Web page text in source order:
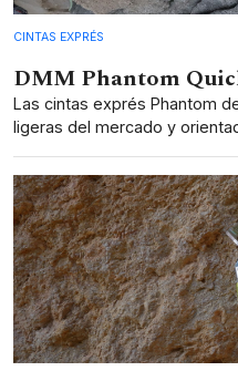
CINTAS EXPRÉS
DMM Phantom
Las cintas exprés Phantom
ligeras del mercado y